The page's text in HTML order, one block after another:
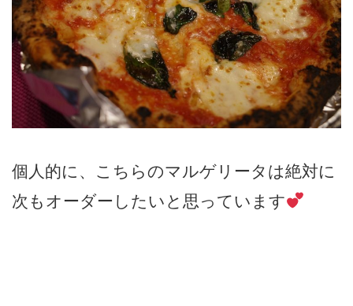
個人的に、こちらのマルゲリータは絶対に
次もオーダーしたいと思っています